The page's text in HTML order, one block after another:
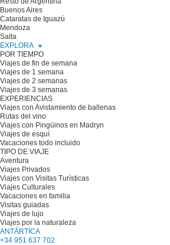
Buenos Aires
Cataratas de Iguazú
Mendoza
Salta
EXPLORA
POR TIEMPO
Viajes de fin de semana
Viajes de 1 semana
Viajes de 2 semanas
Viajes de 3 semanas
EXPERIENCIAS
Viajes con Avistamiento de ballenas
Rutas del vino
Viajes con Pingüinos en Madryn
Viajes de esquí
Vacaciones todo incluido
TIPO DE VIAJE
Aventura
Viajes Privados
Viajes con Visitas Turísticas
Viajes Culturales
Vacaciones en familia
Visitas guiadas
Viajes de lujo
Viajes por la naturaleza
ANTÁRTICA
+34 951 637 702